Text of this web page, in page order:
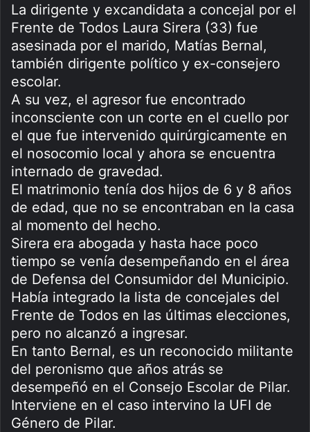
La dirigente y excandidata a concejal por el
Frente de Todos Laura Sirera (33) fue
asesinada por el marido, Matías Bernal,
también dirigente político y ex-consejero
escolar.
A su vez, el agresor fue encontrado
inconsciente con un corte en el cuello por
el que fue intervenido quirúrgicamente en
el nosocomio local y ahora se encuentra
internado de gravedad.
El matrimonio tenía dos hijos de 6 y 8 años
de edad, que no se encontraban en la casa
al momento del hecho.
Sirera era abogada y hasta hace poco
tiempo se venía desempeñando en el área
de Defensa del Consumidor del Municipio.
Había integrado la lista de concejales del
Frente de Todos en las últimas elecciones,
pero no alcanzó a ingresar.
En tanto Bernal, es un reconocido militante
del peronismo que años atrás se
desempeñó en el Consejo Escolar de Pilar.
Interviene en el caso intervino la UFI de
Género de Pilar.